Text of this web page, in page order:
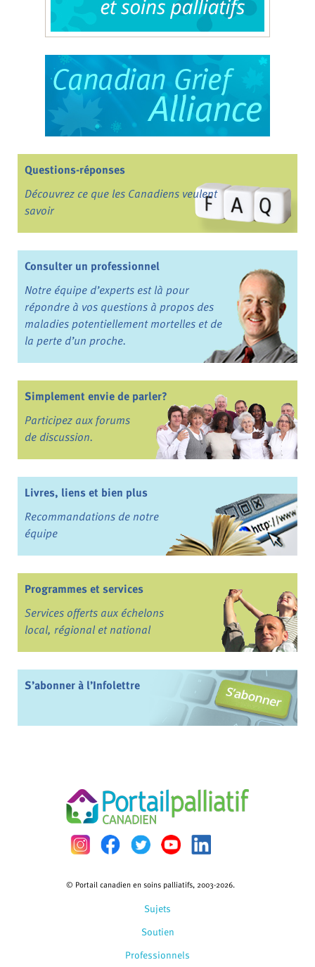
Questions-réponses
Découvrez ce que les Canadiens veulent
savoir
Consulter un professionnel
Notre équipe d’experts est là pour
répondre à vos questions à propos des
maladies potentiellement mortelles et de
la perte d’un proche.
Simplement envie de parler?
Participez aux forums
de discussion.
Livres, liens et bien plus
Recommandations de notre
équipe
Programmes et services
Services offerts aux échelons
local, régional et national
S’abonner à l’Infolettre
Sujets
Soutien
Professionnels
© Portail canadien en soins palliatifs, 2003-2026.